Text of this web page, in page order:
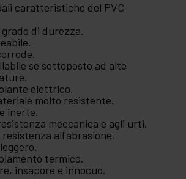
caratteristiche del PVC
grado di durezza.
se sottoposto ad alte
elettrico.
molto resistente.
inerte.
meccanica e agli urti.
resistenza all'abrasione.
termico.
insapore e innocuo.